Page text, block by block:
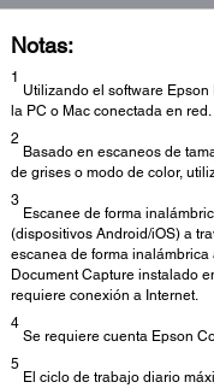
Notas:
1
Utilizando el software
la PC o Mac conectada en red.
2
Basado en escaneos de
de grises o modo de color,
3
Escanee de forma
(dispositivos Android/iOS) a
escanea de forma inalámbrica
Document Capture instalado
requiere conexión a Internet.
4
Se requiere cuenta Epson
5
El ciclo de trabajo diario